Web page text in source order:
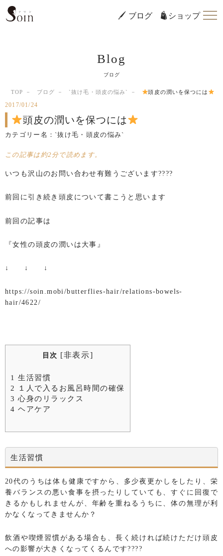
ブログ ショップ
Blog
ブログ
TOP ブログ `抜け毛・頭皮の悩み` 頭皮の潤いを保つには
2017/01/24
頭皮の潤いを保つには
カテゴリー名： `抜け毛・頭皮の悩み`
この記事は約2分で読めます。
いつも沢山のお問い合わせ有難うございます????
前回に引き続き頭皮について書こうと思います
前回の記事は
『女性の頭皮の潤いは大事』
↓ ↓ ↓
https://soin.mobi/butterflies-hair/relations-bowels-
hair/4622/
目次 [非表示]
1 生活習慣
2
１人で入るお風呂時間の確保
3 心身のリラックス
4 ヘアケア
生活習慣
20代のうちは体も健康ですから、多少夜更かしをしたり、栄
養バランスの悪い食事を摂ったりしていても、すぐに回復で
きるかもしれませんが、年齢を重ねるうちに、体の無理が利
かなくなってきませんか？
飲酒や喫煙習慣がある場合も、長く続ければ続けただけ頭皮
への影響が大きくなってくるんです????